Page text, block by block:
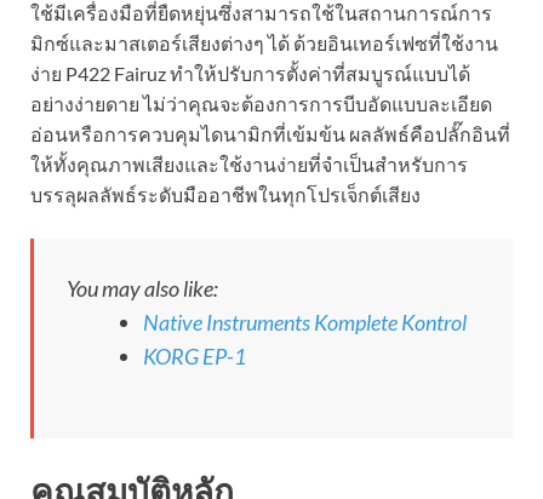
ใช้มีเครื่องมือที่ยืดหยุ่นซึ่งสามารถใช้ในสถานการณ์การ
มิกซ์และมาสเตอร์เสียงต่างๆ ได้ ด้วยอินเทอร์เฟซที่ใช้งาน
ง่าย P422 Fairuz ทำให้ปรับการตั้งค่าที่สมบูรณ์แบบได้
อย่างง่ายดาย ไม่ว่าคุณจะต้องการการบีบอัดแบบละเอียด
อ่อนหรือการควบคุมไดนามิกที่เข้มข้น ผลลัพธ์คือปลั๊กอินที่
ให้ทั้งคุณภาพเสียงและใช้งานง่ายที่จำเป็นสำหรับการ
บรรลุผลลัพธ์ระดับมืออาชีพในทุกโปรเจ็กต์เสียง
You may also like:
Native Instruments Komplete Kontrol
KORG EP-1